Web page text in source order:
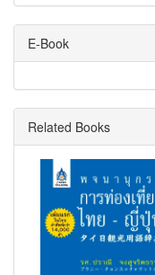
E-Book
Related Books